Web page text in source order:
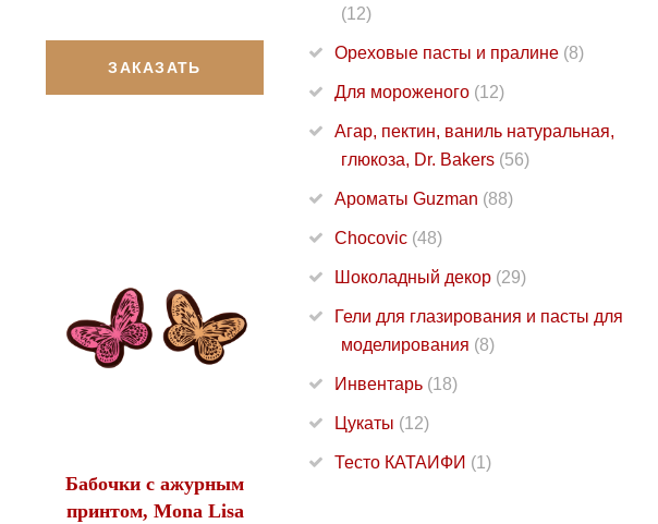
ЗАКАЗАТЬ
Бабочки с ажурным
принтом, Mona Lisa
(12)
Ореховые пасты и пралине (8)
Для мороженого (12)
Агар, пектин, ваниль натуральная,
глюкоза, Dr. Bakers (56)
Ароматы Guzman (88)
Chocovic (48)
Шоколадный декор (29)
Гели для глазирования и пасты для
моделирования (8)
Инвентарь (18)
Цукаты (12)
Тесто КАТАИФИ (1)